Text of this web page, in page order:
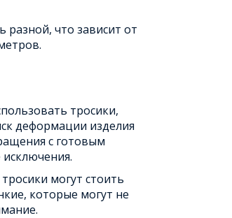
что зависит от
тросики,
деформации изделия
с готовым
могут стоить
которые могут не